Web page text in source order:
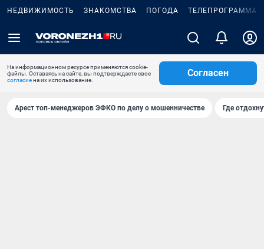
НЕДВИЖИМОСТЬ ЗНАКОМСТВА ПОГОДА ТЕЛЕПРОГРАММА
На информационном ресурсе применяются cookie-
файлы. Оставаясь на сайте, вы подтверждаете свое
согласиена их использование.
Согласен
Арест топ-менеджеров ЭФКО по делу о мошенничестве Где